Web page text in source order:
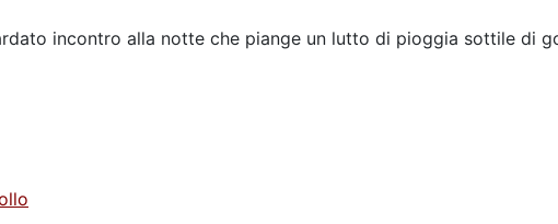
incontro alla notte che piange un lutto di pioggia sottile di